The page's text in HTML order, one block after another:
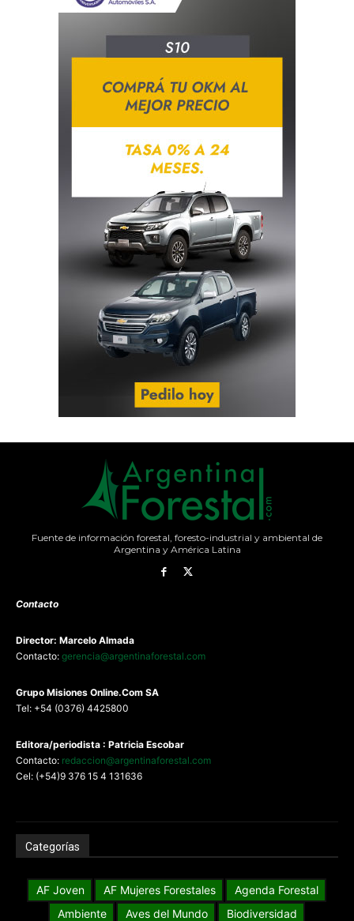
Fuente de información forestal, foresto-industrial y ambiental de
Argentina y América Latina
Contacto
Director: Marcelo Almada
Contacto: gerencia@argentinaforestal.com
Grupo Misiones Online.Com SA
Tel: +54 (0376) 4425800
Editora/periodista : Patricia Escobar
Contacto: redaccion@argentinaforestal.com
Cel: (+54)9 376 15 4 131636
Categorías
AF Joven AF Mujeres Forestales
Agenda Forestal
Ambiente
Aves del Mundo
Biodiversidad